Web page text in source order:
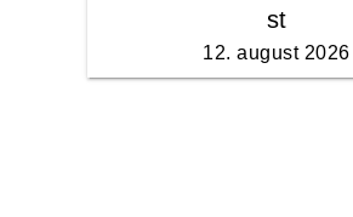
st
12. august 2026